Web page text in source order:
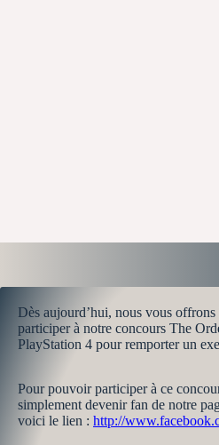
Dès aujourd’hui, nous vous
participer à notre concours The
PlayStation 4 pour remporter un
Pour pouvoir participer à ce
simplement devenir fan de notre
voici le lien : http://